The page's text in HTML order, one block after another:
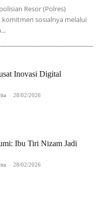
Resor (Polres)
sosialnya melalui
Inovasi Digital
- 28/02/2026
Ibu Tiri Nizam Jadi
- 28/02/2026